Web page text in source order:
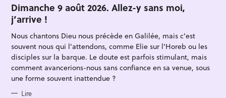
T
E
G
O
R
I
E
S
Dimanche 9 août 2026. Allez-y sans moi,
j’arrive !
Nous chantons Dieu nous précède en Galilée, mais c'est
souvent nous qui l'attendons, comme Elie sur l'Horeb ou les
disciples sur la barque. Le doute est parfois stimulant, mais
comment avancerions-nous sans confiance en sa venue, sous
une forme souvent inattendue ?
Lire
h
e
r
c
h
e
r